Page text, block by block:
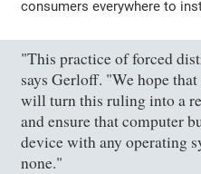
consumers everywhere to
"This practice of forced
says Gerloff. "We hope
will turn this ruling into a
and ensure that computer
device with any operating
none."